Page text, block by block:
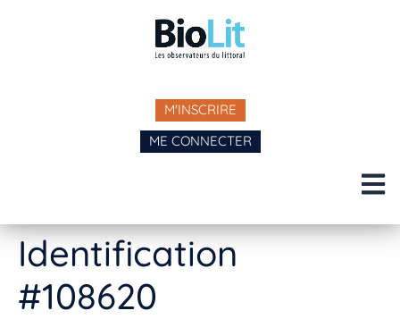
M'INSCRIRE
ME CONNECTER
Identification
#108620